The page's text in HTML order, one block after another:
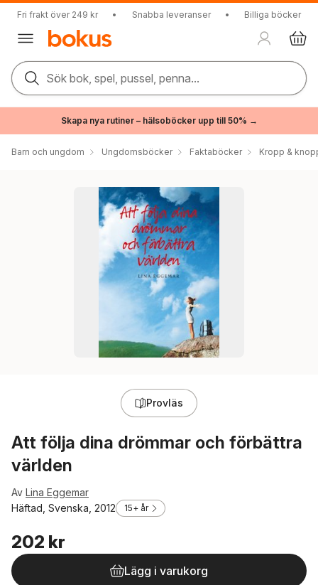
Fri frakt över 249 kr • Snabba leveranser • Billiga böcker
Sök bok, spel, pussel, penna...
Skapa nya rutiner – hälsoböcker upp till 50% →
Barn och ungdom Ungdomsböcker Faktaböcker Kropp &
Provläs
Att följa dina drömmar och förbättra
världen
Av Lina Eggemar
Häftad, Svenska, 2012
15+ år
202 kr
Lägg i varukorg